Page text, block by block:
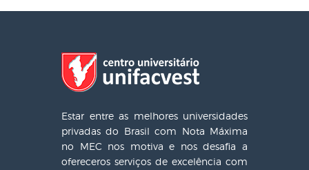
Estar entre as melhores universidades
privadas do Brasil com Nota Máxima
no MEC nos motiva e nos desafia a
ofereceros serviços de excelência com